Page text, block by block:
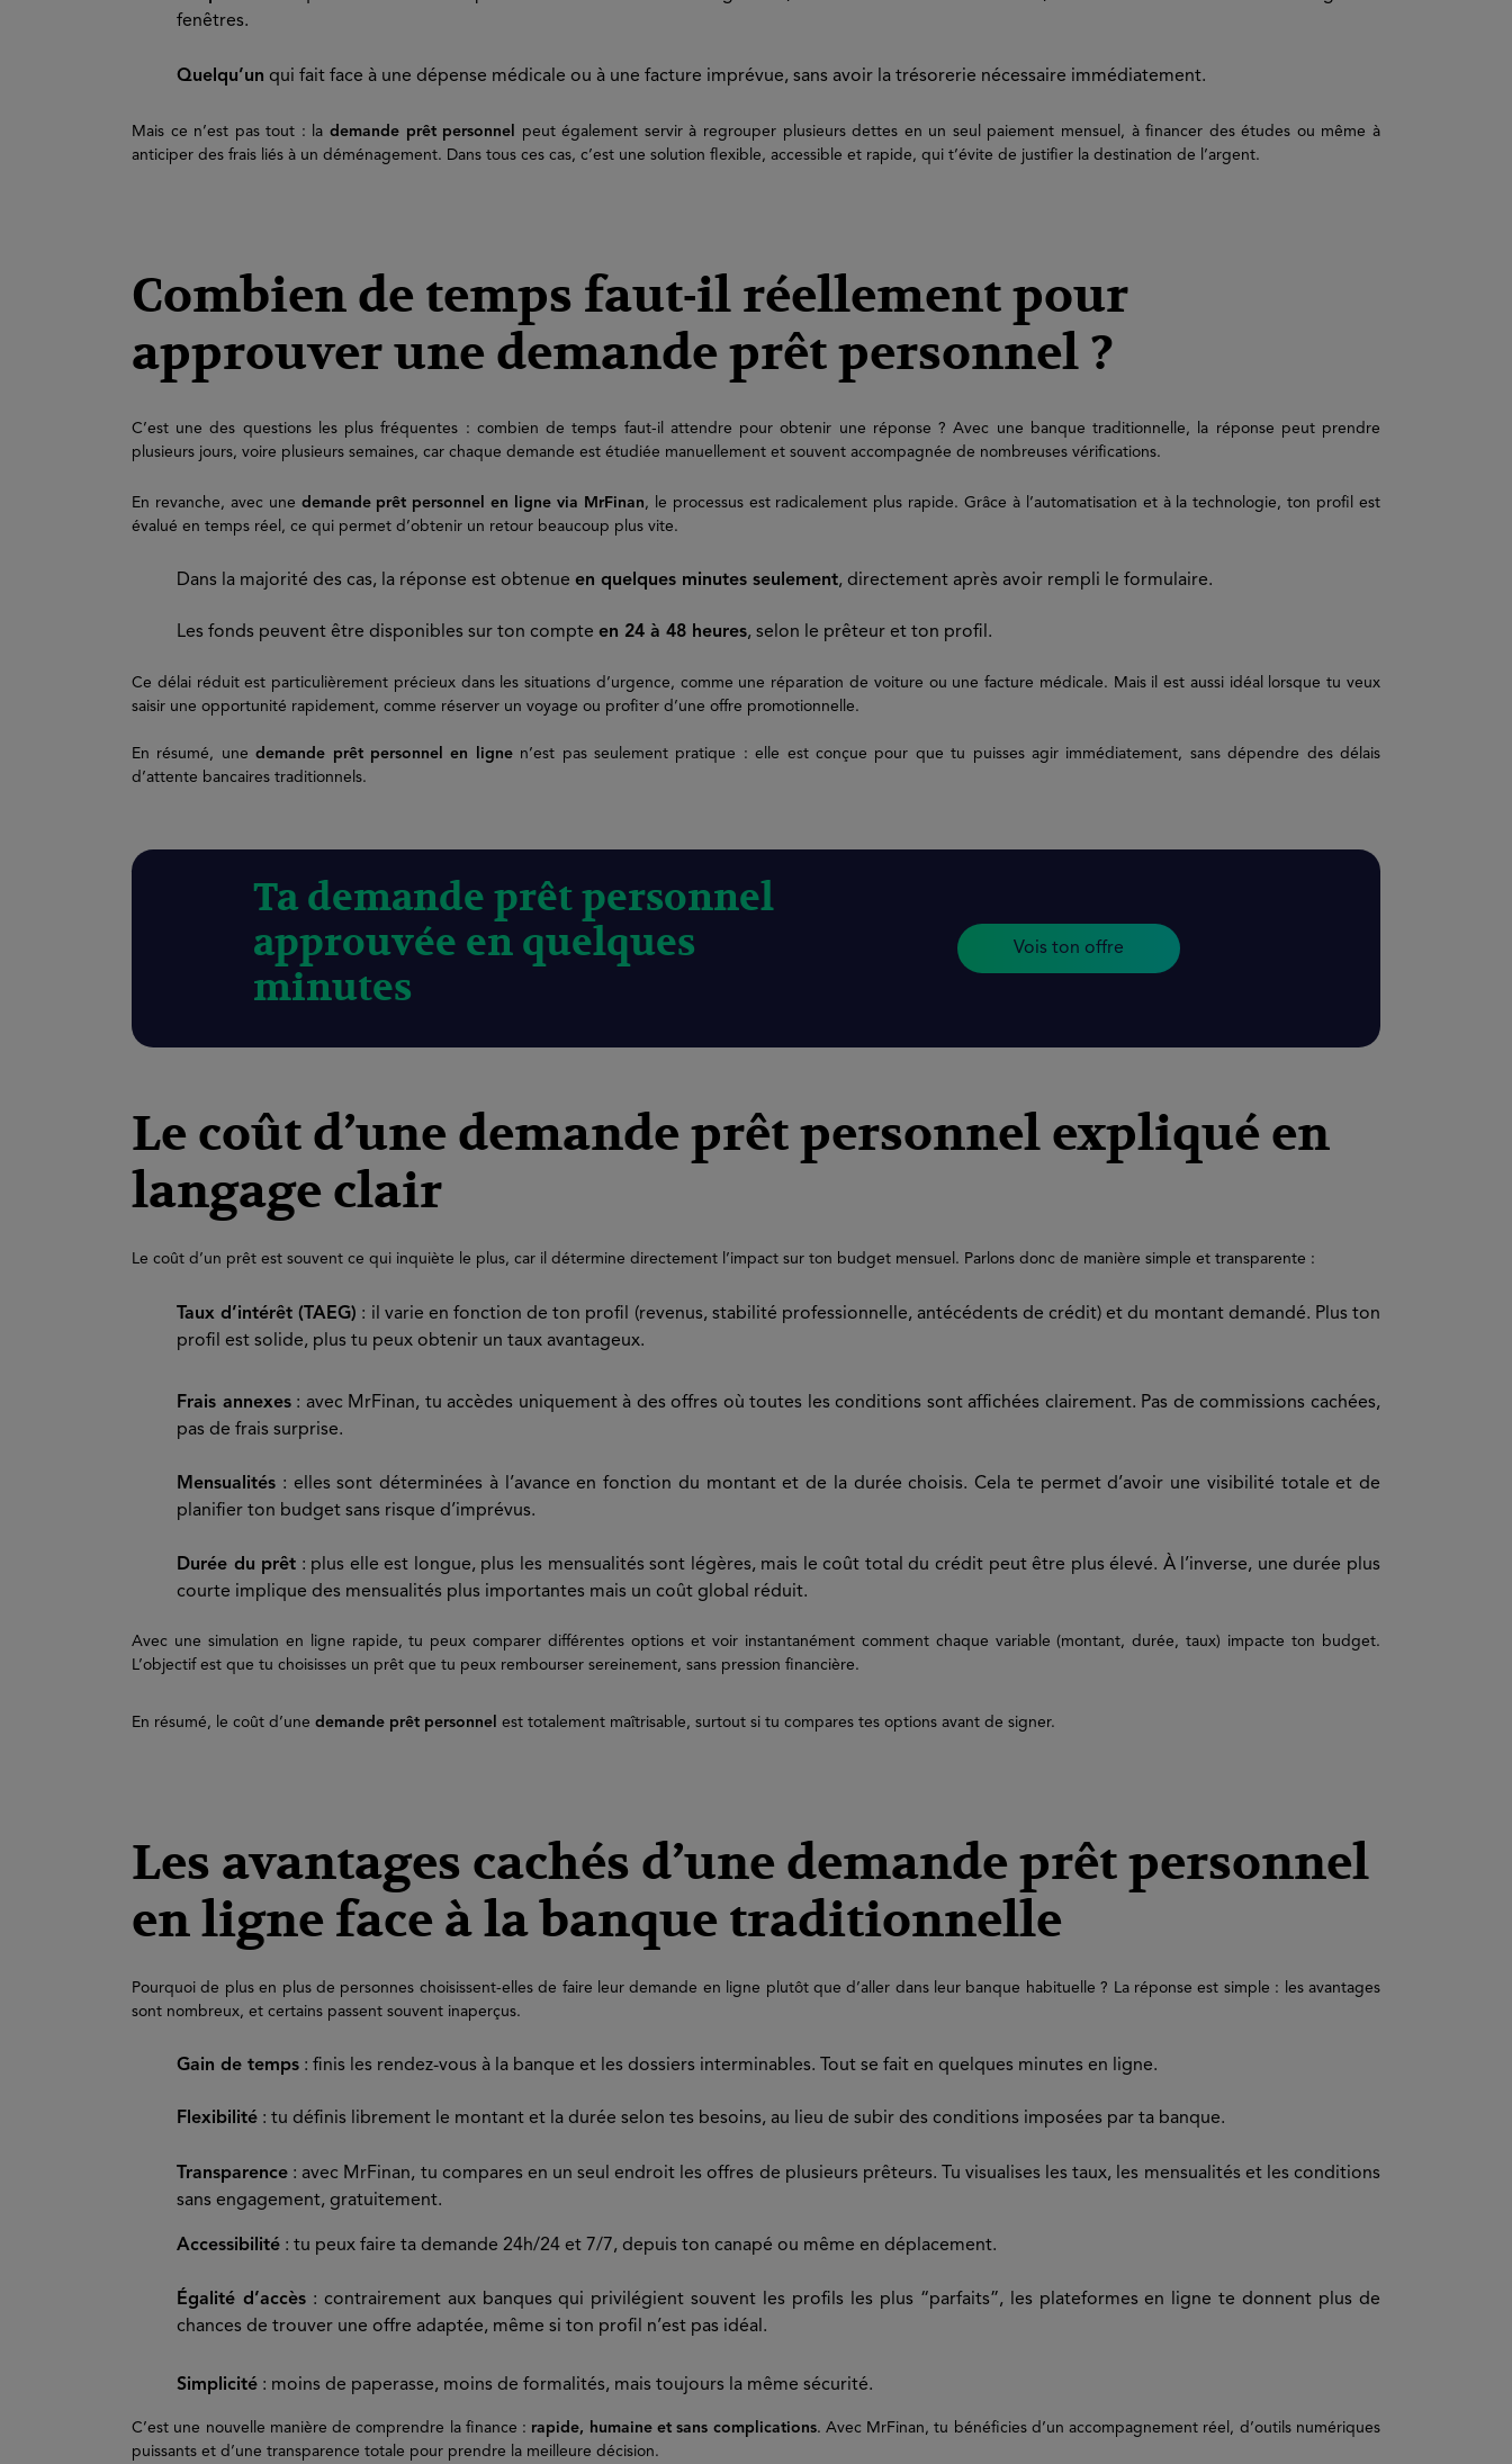
fenêtres.
Quelqu’un qui fait face à une dépense médicale ou à une facture imprévue, sans avoir la trésorerie nécessaire immédiatement.
Mais ce n’est pas tout : la demande prêt personnel
peut également servir à regrouper plusieurs dettes en un seul paiement mensuel, à financer des études ou même à
anticiper des frais liés à un déménagement. Dans tous ces cas, c’est une solution flexible, accessible et rapide, qui t’évite de justifier la destination de l’argent.
Combien de temps faut-il réellement pour
approuver une demande prêt personnel ?
C’est une des questions les plus fréquentes : combien de temps faut-il attendre pour obtenir une réponse ? Avec une banque traditionnelle, la réponse peut prendre
plusieurs jours, voire plusieurs semaines, car chaque demande est étudiée manuellement et souvent accompagnée de nombreuses vérifications.
En revanche, avec une demande prêt personnel en ligne via MrFinan, le processus est radicalement plus rapide. Grâce à l’automatisation et à la technologie, ton profil est
évalué en temps réel, ce qui permet d’obtenir un retour beaucoup plus vite.
Dans la majorité des cas, la réponse est obtenue en quelques minutes seulement, directement après avoir rempli le formulaire.
Les fonds peuvent être disponibles sur ton compte en 24 à 48 heures, selon le prêteur et ton profil.
Ce délai réduit est particulièrement précieux dans les situations d’urgence, comme une réparation de voiture ou une facture médicale. Mais il est aussi idéal lorsque tu veux
saisir une opportunité rapidement, comme réserver un voyage ou profiter d’une offre promotionnelle.
En résumé, unedemande prêt personnel en lignen’est pas seulement pratique : elle est conçue pour que tu puisses agir immédiatement, sans dépendre des délais
d’attente bancaires traditionnels.
Ta demande prêt personnel
approuvée en quelques
minutes
Vois ton offre
Le coût d’une demande prêt personnel expliqué en
langage clair
Le coût d’un prêt est souvent ce qui inquiète le plus, car il détermine directement l’impact sur ton budget mensuel. Parlons donc de manière simple et transparente :
Taux d’intérêt (TAEG) : il varie en fonction de ton profil (revenus, stabilité professionnelle, antécédents de crédit) et du montant demandé. Plus ton
profil est solide, plus tu peux obtenir un taux avantageux.
Frais annexes: avec MrFinan, tu accèdes uniquement à des offres où toutes les conditions sont affichées clairement. Pas de commissions cachées,
pas de frais surprise.
Mensualités : elles sont déterminées à l’avance en fonction du montant et de la durée choisis. Cela te permet d’avoir une visibilité totale et de
planifier ton budget sans risque d’imprévus.
Durée du prêt : plus elle est longue, plus les mensualités sont légères, mais le coût total du crédit peut être plus élevé. À l’inverse, une durée plus
courte implique des mensualités plus importantes mais un coût global réduit.
Avec une simulation en ligne rapide, tu peux comparer différentes options et voir instantanément comment chaque variable (montant, durée, taux) impacte ton budget.
L’objectif est que tu choisisses un prêt que tu peux rembourser sereinement, sans pression financière.
En résumé, le coût d’une demande prêt personnel est totalement maîtrisable, surtout si tu compares tes options avant de signer.
Les avantages cachés d’une demande prêt personnel
en ligne face à la banque traditionnelle
Pourquoi de plus en plus de personnes choisissent-elles de faire leur demande en ligne plutôt que d’aller dans leur banque habituelle ? La réponse est simple : les avantages
sont nombreux, et certains passent souvent inaperçus.
Gain de temps : finis les rendez-vous à la banque et les dossiers interminables. Tout se fait en quelques minutes en ligne.
Flexibilité : tu définis librement le montant et la durée selon tes besoins, au lieu de subir des conditions imposées par ta banque.
Transparence : avec MrFinan, tu compares en un seul endroit les offres de plusieurs prêteurs. Tu visualises les taux, les mensualités et les conditions
sans engagement, gratuitement.
Accessibilité : tu peux faire ta demande 24h/24 et 7/7, depuis ton canapé ou même en déplacement.
Égalité d’accès: contrairement aux banques qui privilégient souvent les profils les plus “parfaits”, les plateformes en ligne te donnent plus de
chances de trouver une offre adaptée, même si ton profil n’est pas idéal.
Simplicité : moins de paperasse, moins de formalités, mais toujours la même sécurité.
C’est une nouvelle manière de comprendre la finance : rapide, humaine et sans complications. Avec MrFinan, tu bénéficies d’un accompagnement réel, d’outils numériques
puissants et d’une transparence totale pour prendre la meilleure décision.